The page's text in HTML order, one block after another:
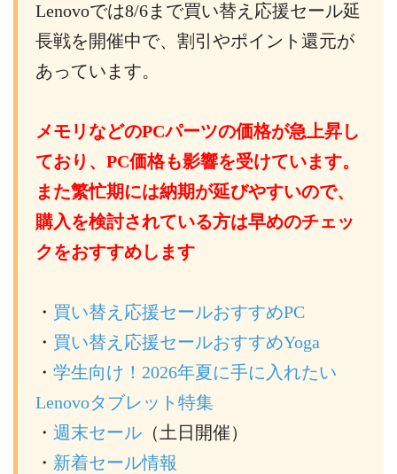
Lenovoでは8/6まで買い替え応援セール延
長戦を開催中で、割引やポイント還元が
あっています。
メモリなどのPCパーツの価格が急上昇し
ており、PC価格も影響を受けています。
また繁忙期には納期が延びやすいので、
購入を検討されている方は早めのチェッ
クをおすすめします
・ 買い替え応援セールおすすめPC
・ 買い替え応援セールおすすめYoga
・ 学生向け！2026年夏に手に入れたい
Lenovoタブレット特集
・ 週末セール （土日開催）
・ 新着セール情報